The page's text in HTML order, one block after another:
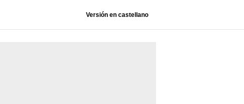
Versión en castellano